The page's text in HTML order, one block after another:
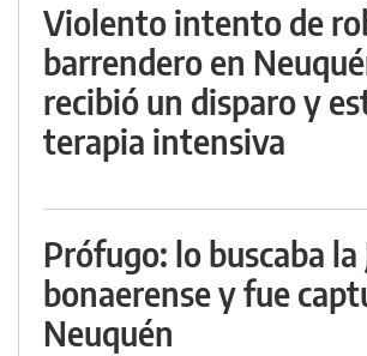
Violento intento de
barrendero en
recibió un disparo y
terapia intensiva
Prófugo: lo buscaba la
bonaerense y fue
Neuquén